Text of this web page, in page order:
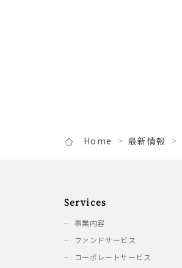
Home 最新情報
Services
事業内容
ファンドサービス
コーポレートサービス